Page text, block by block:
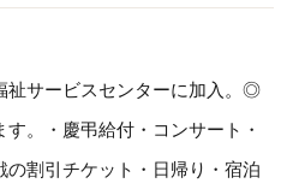
サービスセンターに加入。◎
。・慶弔給付・コンサート・
割引チケット・日帰り・宿泊